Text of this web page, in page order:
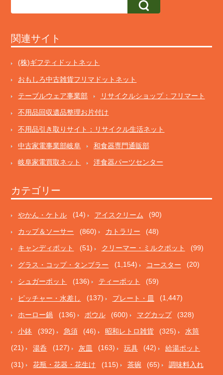
関連サイト
(株)ギフティドットネット
おもしろ中古雑貨フリマドットネット
テーブルウェア事業部 リサイクルショップ：フリマート
不用品回収遺品整理お片付け
不用品引き取りサイト：リサイクル生活ネット
中古家電事業部岐阜 和食器専門通販部
岐阜家電買取ネット 洋食器パーツセンター
カテゴリー
やかん・ケトル (14) アイスクリーム (90)
カップ＆ソーサー (860) カトラリー (48)
キャンディポット (51) クリーマー・ミルクポット (99)
グラス・コップ・タンブラー (1,154) コースター (20)
シュガーポット (136) ティーポット (59)
ピッチャー・水差し (137) プレート・皿 (1,447)
ホーロー鍋 (136) ボウル (600) マグカップ (328)
小鉢 (392) 急須 (46) 昭和レトロ雑貨 (325) 水筒
(21) 湯呑 (127) 灰皿 (163) 玩具 (42) 給湯ポット
(31) 花瓶・花器・花生け (115) 茶碗 (65) 調味料入れ